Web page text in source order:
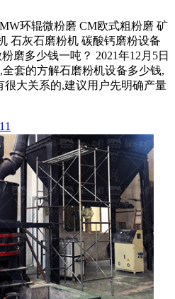
环辊微粉磨 CM欧式粗粉磨 矿
石灰石磨粉机 碳酸钙磨粉设备
磨多少钱一吨？ 2021年12月5日
全套的方解石磨粉机设备多少钱,
很大关系的,建议用户先明确产量